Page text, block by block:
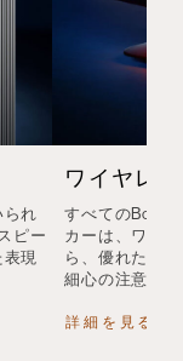
られ
ピー
現
ワイヤレ
すべての
カーは、ワイ
ら、優れたHi-
細心の注意を
詳細を見る